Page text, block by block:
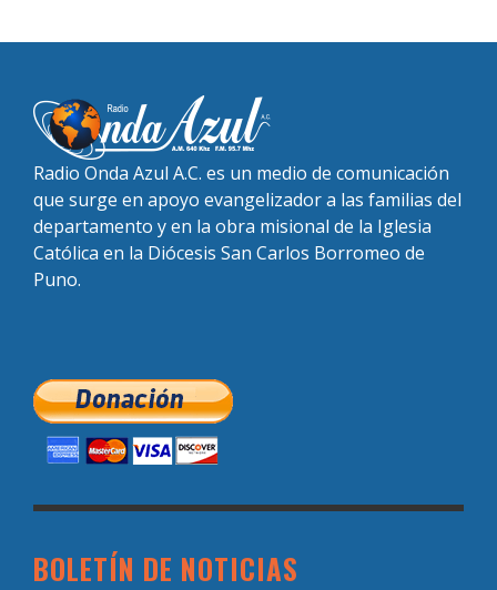
Radio Onda Azul A.C. es un medio de comunicación
que surge en apoyo evangelizador a las familias del
departamento y en la obra misional de la Iglesia
Católica en la Diócesis San Carlos Borromeo de
Puno.
BOLETÍN DE NOTICIAS